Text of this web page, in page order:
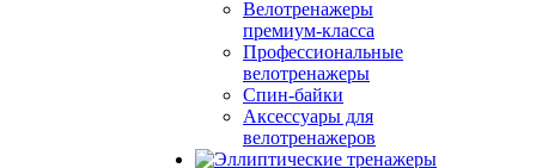
Велотренажеры
премиум-класса
Профессиональные
велотренажеры
Спин-байки
Аксессуары для
велотренажеров